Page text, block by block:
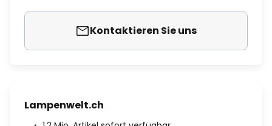
Kontaktieren Sie uns
Lampenwelt.ch